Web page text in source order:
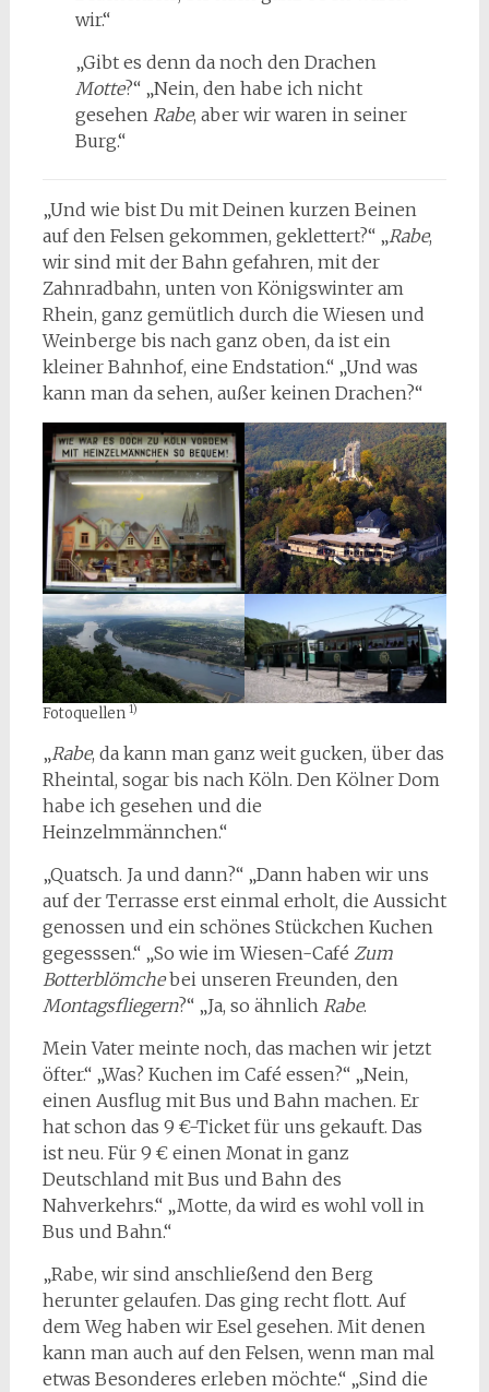
wir.“
„Gibt es denn da noch den Drachen
Motte?“ „Nein, den habe ich nicht
gesehen Rabe, aber wir waren in seiner
Burg.“
„Und wie bist Du mit Deinen kurzen Beinen
auf den Felsen gekommen, geklettert?“ „Rabe,
wir sind mit der Bahn gefahren, mit der
Zahnradbahn, unten von Königswinter am
Rhein, ganz gemütlich durch die Wiesen und
Weinberge bis nach ganz oben, da ist ein
kleiner Bahnhof, eine Endstation.“ „Und was
kann man da sehen, außer keinen Drachen?“
Fotoquellen 1)
„Rabe, da kann man ganz weit gucken, über das
Rheintal, sogar bis nach Köln. Den Kölner Dom
habe ich gesehen und die
Heinzelmmännchen.“
„Quatsch. Ja und dann?“ „Dann haben wir uns
auf der Terrasse erst einmal erholt, die Aussicht
genossen und ein schönes Stückchen Kuchen
gegesssen.“ „So wie im Wiesen-Café Zum
Botterblömchebei unseren Freunden, den
Montagsfliegern?“ „Ja, so ähnlich Rabe.
Mein Vater meinte noch, das machen wir jetzt
öfter.“ „Was? Kuchen im Café essen?“ „Nein,
einen Ausflug mit Bus und Bahn machen. Er
hat schon das 9 €-Ticket für uns gekauft. Das
ist neu. Für 9 € einen Monat in ganz
Deutschland mit Bus und Bahn des
Nahverkehrs.“ „Motte, da wird es wohl voll in
Bus und Bahn.“
„Rabe, wir sind anschließend den Berg
herunter gelaufen. Das ging recht flott. Auf
dem Weg haben wir Esel gesehen. Mit denen
kann man auch auf den Felsen, wenn man mal
etwas Besonderes erleben möchte.“ „Sind die